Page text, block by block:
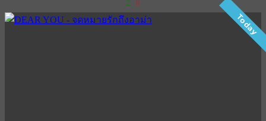
2 0
Today